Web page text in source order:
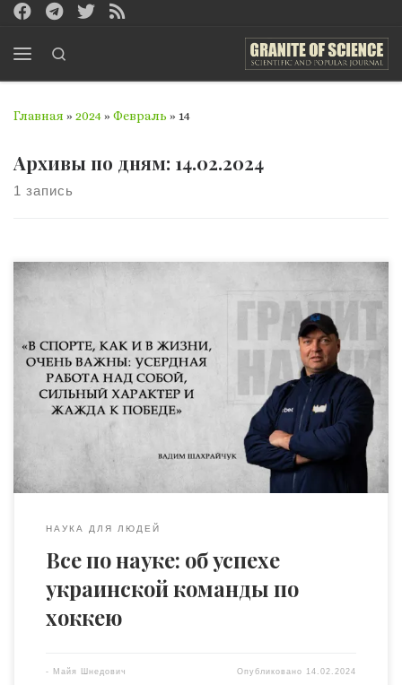
Перейти к содержимому
Главная » 2024» Февраль » 14
Архивы по дням: 14.02.2024
1 запись
В мире существует множество примеров, когда люди,
добившись потрясающих результатов, совершенно не
могут объяснить, как им это удалось. Кто-то объясняет
лишь фрагментарно, но целостную рабочую систему
описать не может. Тем и уникален фундаментальный
научный труд «Работа разума в режиме выполнения
задач. Том 1» академика Олега Мальцева и его научного
НАУКА ДЛЯ ЛЮДЕЙ
Все по науке: об успехе
украинской команды по
хоккею
- Maйя Шнедович Опубликовано 14.02.2024